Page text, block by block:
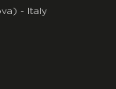
-
Italy